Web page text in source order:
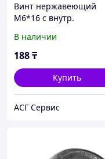
Винт нержавеющий
М6*16 с внутр.
912
В наличии
188₸
Купить
АСГ Сервис